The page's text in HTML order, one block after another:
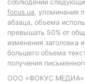
соблюдении
focus.ua, упоминания
абзаца, объема
превышать 50% от
изменения заголовка
большего объема
получения
ООО «ФОКУС МЕДИА»